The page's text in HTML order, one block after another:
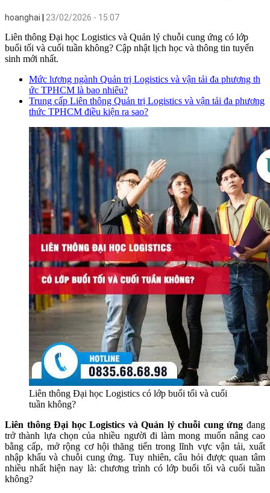
hoanghai 23/02/2026 - 15:07
Liên thông Đại học Logistics và Quản lý chuỗi cung ứng có lớp
buổi tối và cuối tuần không? Cập nhật lịch học và thông tin tuyển
sinh mới nhất.
Mức lương ngành Quản trị Logistics và vận tải đa phương th
ức TPHCM là bao nhiêu?
Trung cấp Liên thông Quản trị Logistics và vận tải đa phương
thức TPHCM điều kiện ra sao?
Liên thông Đại học Logistics có lớp buổi tối và cuối
tuần không?
Liên thông Đại học Logistics và Quản lý chuỗi cung ứng đang
trở thành lựa chọn của nhiều người đi làm mong muốn nâng cao
bằng cấp, mở rộng cơ hội thăng tiến trong lĩnh vực vận tải, xuất
nhập khẩu và chuỗi cung ứng. Tuy nhiên, câu hỏi được quan tâm
nhiều nhất hiện nay là: chương trình có lớp buổi tối và cuối tuần
không?